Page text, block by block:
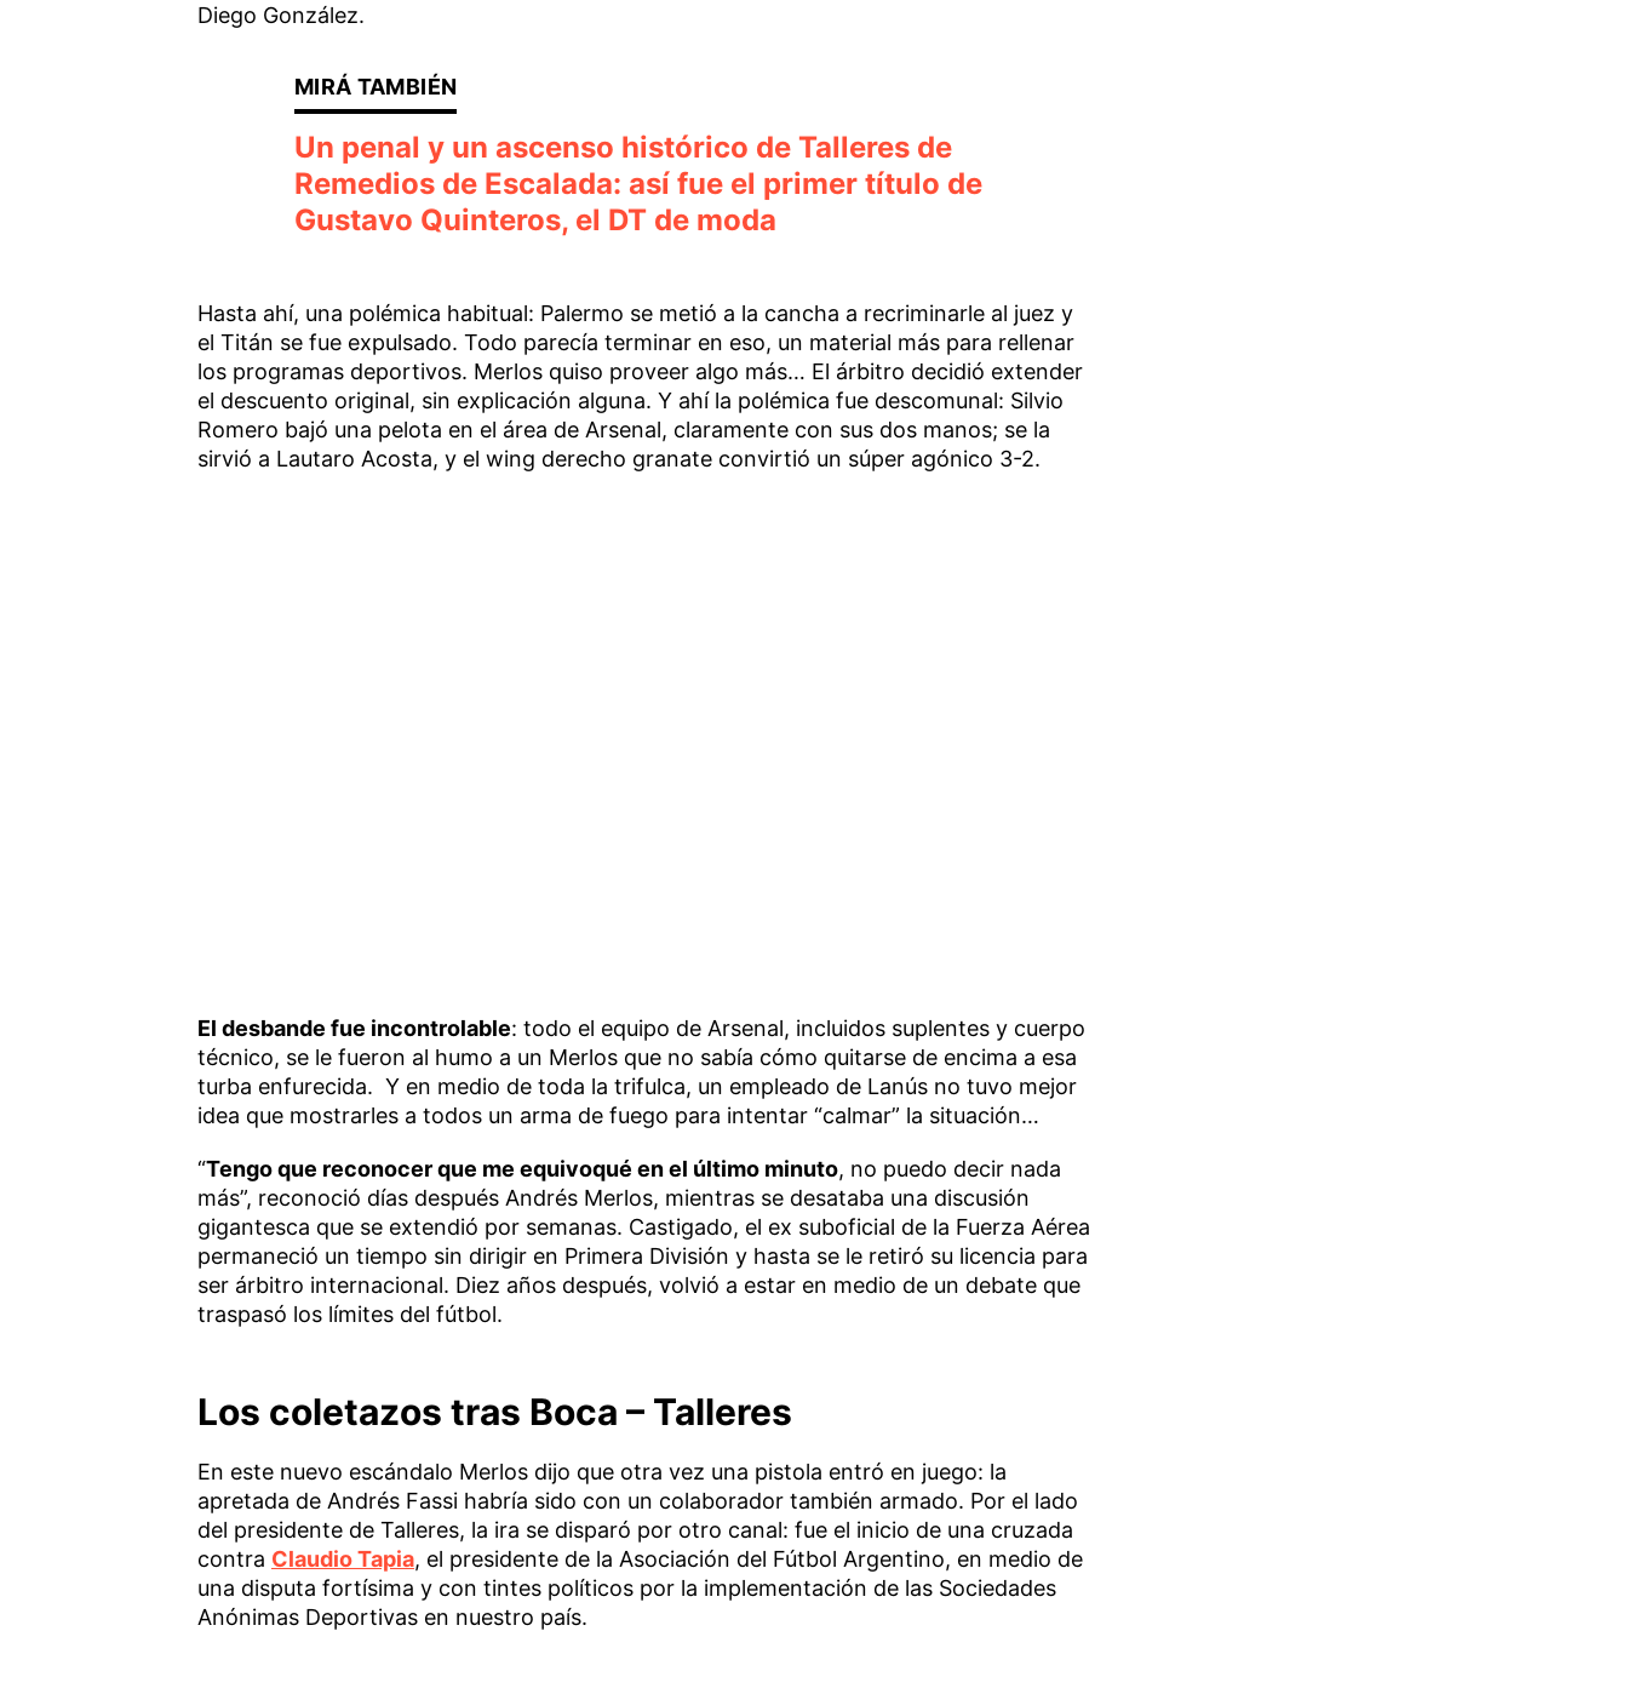
Diego González.
Un penal y un ascenso histórico de Talleres de
Remedios de Escalada: así fue el primer título de
Gustavo Quinteros, el DT de moda
Hasta ahí, una polémica habitual: Palermo se metió a la cancha a recriminarle al juez y
el Titán se fue expulsado. Todo parecía terminar en eso, un material más para rellenar
los programas deportivos. Merlos quiso proveer algo más… El árbitro decidió extender
el descuento original, sin explicación alguna. Y ahí la polémica fue descomunal: Silvio
Romero bajó una pelota en el área de Arsenal, claramente con sus dos manos; se la
sirvió a Lautaro Acosta, y el wing derecho granate convirtió un súper agónico 3-2.
El desbande fue incontrolable: todo el equipo de Arsenal, incluidos suplentes y cuerpo
técnico, se le fueron al humo a un Merlos que no sabía cómo quitarse de encima a esa
turba enfurecida. Y en medio de toda la trifulca, un empleado de Lanús no tuvo mejor
idea que mostrarles a todos un arma de fuego para intentar “calmar” la situación…
“Tengo que reconocer que me equivoqué en el último minuto, no puedo decir nada
más”, reconoció días después Andrés Merlos, mientras se desataba una discusión
gigantesca que se extendió por semanas. Castigado, el ex suboficial de la Fuerza Aérea
permaneció un tiempo sin dirigir en Primera División y hasta se le retiró su licencia para
ser árbitro internacional. Diez años después, volvió a estar en medio de un debate que
traspasó los límites del fútbol.
Los coletazos tras Boca – Talleres
En este nuevo escándalo Merlos dijo que otra vez una pistola entró en juego: la
apretada de Andrés Fassi habría sido con un colaborador también armado. Por el lado
del presidente de Talleres, la ira se disparó por otro canal: fue el inicio de una cruzada
contra Claudio Tapia, el presidente de la Asociación del Fútbol Argentino, en medio de
una disputa fortísima y con tintes políticos por la implementación de las Sociedades
Anónimas Deportivas en nuestro país.